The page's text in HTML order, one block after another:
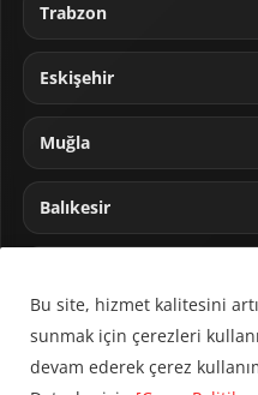
Trabzon
Eskişehir
Muğla
Balıkesir
Bu site, hizmet kalitesini
sunmak için çerezleri
devam ederek çerez